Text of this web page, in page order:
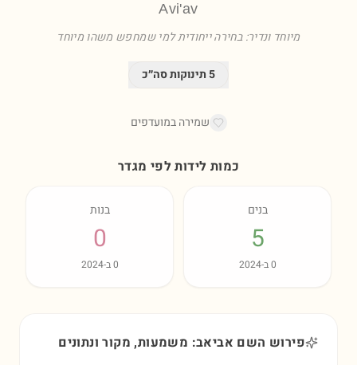
Avi'av
מיוחד ונדיר: בחירה ייחודית למי שמחפש משהו מיוחד
5תינוקות סה״כ
שמירה במועדפים
כמות לידות לפי מגדר
בנים
5
0ב-2024
בנות
0
0ב-2024
פירוש השם אביאב: משמעות, מקור ונתונים